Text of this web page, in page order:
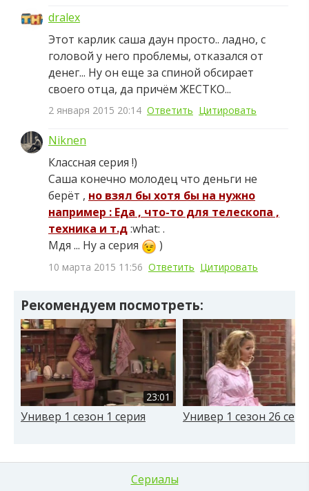
dralex
Этот карлик саша даун просто.. ладно, с
головой у него проблемы, отказался от
денег... Ну он еще за спиной обсирает
своего отца, да причём ЖЕСТКО...
2 января 2015 20:14 Ответить Цитировать
Niknen
Классная серия !)
Саша конечно молодец что деньги не
берёт , но взял бы хотя бы на нужно
например : Еда , что-то для телескопа ,
техника и т.д:what: .
Мдя ... Ну а серия
)
10 марта 2015 11:56 Ответить Цитировать
Рекомендуем посмотреть:
23:01
Универ 1 сезон 1 серия Универ 1 сезон 26
Сериалы